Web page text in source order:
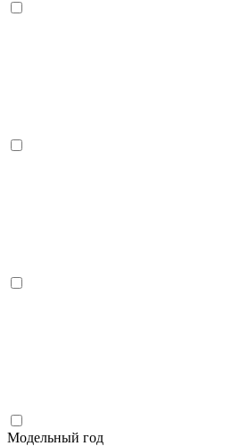
Модельный год